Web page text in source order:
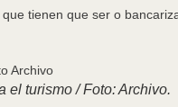
tienen que ser o
el turismo / Foto: Archivo.